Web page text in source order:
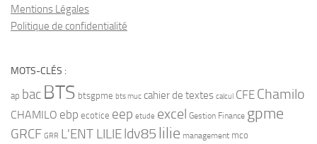
Mentions Légales
Politique de confidentialité
MOTS-CLÉS :
ap bac BTS btsgpme bts muc cahier de textes calcul CFE Chamilo
CHAMILO ebp ecotice eep etude excel Gestion Finance gpme
GRCF GRR L'ENT LILIEldv85 lilie management mco